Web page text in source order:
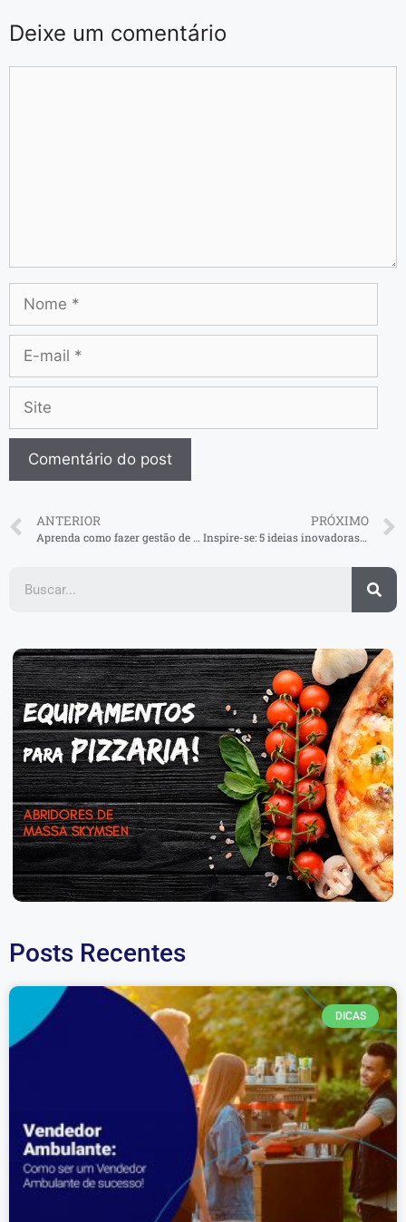
Deixe um comentário
ANTERIOR
Aprenda como fazer gestão de estoque
PRÓXIMO
Inspire-se: 5 ideias inovadoras para restaurante
Posts Recentes
DICAS